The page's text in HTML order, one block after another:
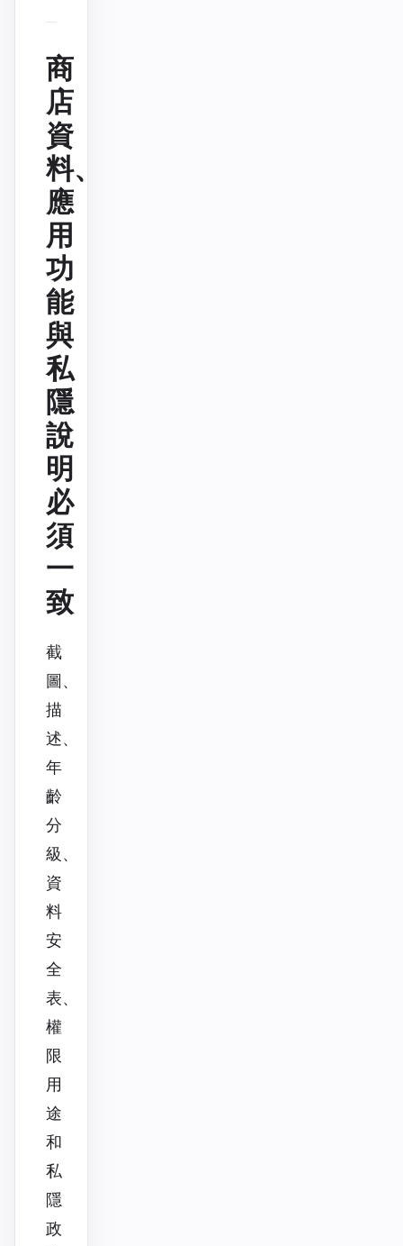
商
店
資
料、
應
用
功
能
與
私
隱
說
明
必
須
一
致
截
圖、
描
述、
年
齡
分
級、
資
料
安
全
表、
權
限
用
途
和
私
隱
政